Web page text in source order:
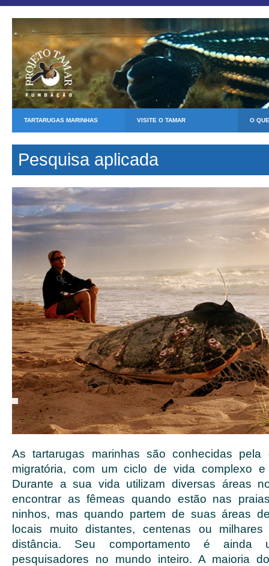
TARTARUGAS MARINHAS VISITE O TAMAR O
Pesquisa aplicada
As tartarugas marinhas são conhecidas pela
migratória, com um ciclo de vida complexo
Durante a sua vida utilizam diversas áreas
encontrar as fêmeas quando estão nas
ninhos, mas quando partem de suas áreas
locais muito distantes, centenas ou
distância. Seu comportamento é ainda
pesquisadores no mundo inteiro. A maioria